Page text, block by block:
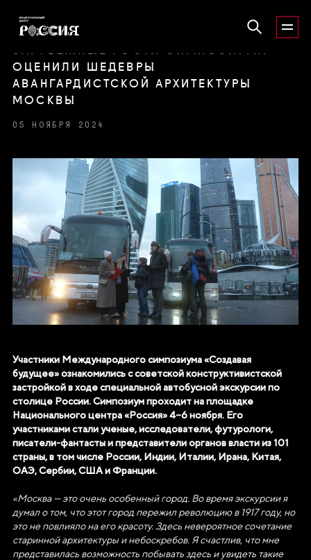
ЗАРУБЕЖНЫЕ ГОСТИ СИМПОЗИУМА
ОЦЕНИЛИ ШЕДЕВРЫ
АВАНГАРДИСТСКОЙ АРХИТЕКТУРЫ
МОСКВЫ
05 НОЯБРЯ 2024
Участники Международного симпозиума «Создавая
будущее» ознакомились с советской конструктивистской
застройкой в ходе специальной автобусной экскурсии по
столице России. Симпозиум проходит на площадке
Национального центра «Россия» 4–6 ноября. Его
участниками стали ученые, исследователи, футурологи,
писатели-фантасты и представители органов власти из 101
страны, в том числе России, Индии, Италии, Ирана, Китая,
ОАЭ, Сербии, США и Франции.
«Москва — это очень особенный город. Во время экскурсии я
думал о том, что этот город пережил революцию в 1917 году, но
это не повлияло на его красоту. Здесь невероятное сочетание
старинной архитектуры и небоскребов. Я счастлив, что мне
представилась возможность побывать здесь и увидеть такие